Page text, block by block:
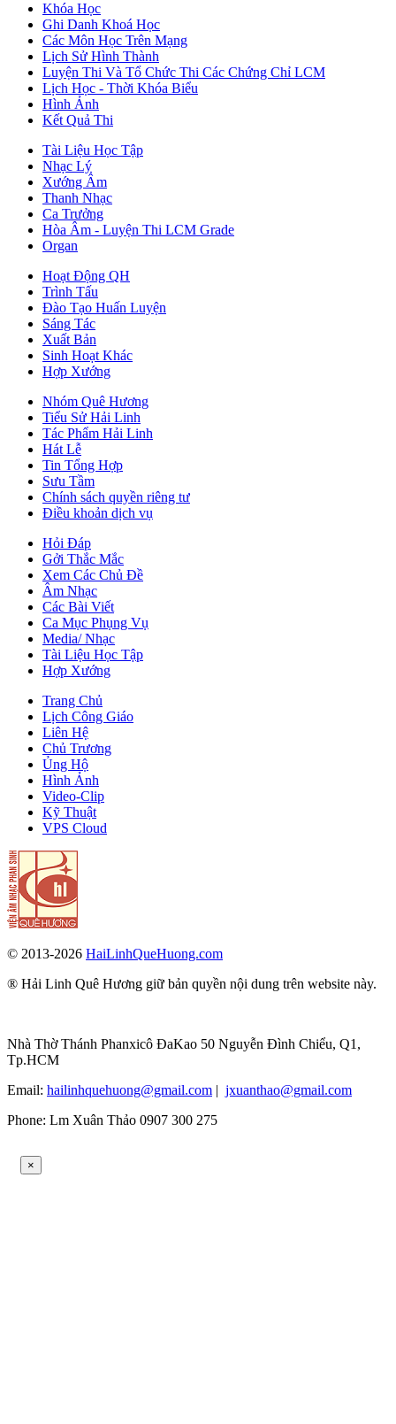
Khóa Học
Ghi Danh Khoá Học
Các Môn Học Trên Mạng
Lịch Sử Hình Thành
Luyện Thi Và Tổ Chức Thi Các Chứng Chỉ LCM
Lịch Học - Thời Khóa Biểu
Hình Ảnh
Kết Quả Thi
Tài Liệu Học Tập
Nhạc Lý
Xướng Âm
Thanh Nhạc
Ca Trưởng
Hòa Âm - Luyện Thi LCM Grade
Organ
Hoạt Động QH
Trình Tấu
Đào Tạo Huấn Luyện
Sáng Tác
Xuất Bản
Sinh Hoạt Khác
Hợp Xướng
Nhóm Quê Hương
Tiểu Sử Hải Linh
Tác Phẩm Hải Linh
Hát Lễ
Tin Tổng Hợp
Sưu Tầm
Chính sách quyền riêng tư
Điều khoản dịch vụ
Hỏi Đáp
Gởi Thắc Mắc
Xem Các Chủ Đề
Âm Nhạc
Các Bài Viết
Ca Mục Phụng Vụ
Media/ Nhạc
Tài Liệu Học Tập
Hợp Xướng
Trang Chủ
Lịch Công Giáo
Liên Hệ
Chủ Trương
Ủng Hộ
Hình Ảnh
Video-Clip
Kỹ Thuật
VPS Cloud
© 2013-2026 HaiLinhQueHuong.com
® Hải Linh Quê Hương giữ bản quyền nội dung trên website này.
Nhà Thờ Thánh Phanxicô ĐaKao 50 Nguyễn Đình Chiểu, Q1,
Tp.HCM
Email: hailinhquehuong@gmail.com
jxuanthao@gmail.com
Phone: Lm Xuân Thảo 0907 300 275
×